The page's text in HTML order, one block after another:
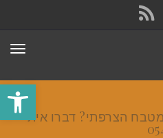
פתח
הצרפתי? דברו איתי